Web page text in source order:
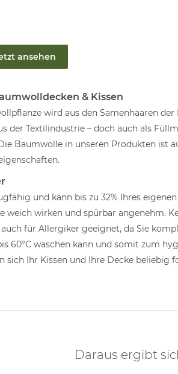
ansehen
& Kissen
wird aus den Samenhaaren
der Textilindustrie – doch auch als
Baumwolle in unseren Produkten ist
und kann bis zu 32% Ihres
weich wirken und spürbar angenehm.
für Allergiker geeignet, da Sie
60°C waschen kann und somit zum
sich Ihr Kissen und Ihre Decke beliebig
Daraus ergibt